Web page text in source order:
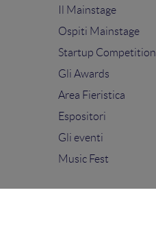
Il Mainstage
Ospiti Mainstage
Startup Competition
Gli Awards
Area Fieristica
Espositori
Gli eventi
Music Fest